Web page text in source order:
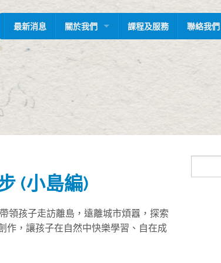
最新消息 關於我們
願景與理念
課程及服務 聯絡我們
(小島編)
領孩子走訪離島，遠離城市煩囂，探索
作，讓孩子在自然中快樂學習、自在成